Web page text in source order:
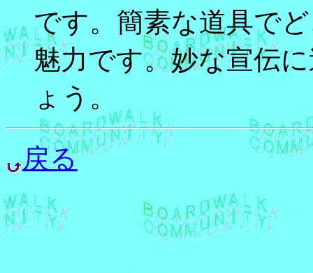
です。簡素な道具で
魅力です。妙な宣伝
ょう。
戻る